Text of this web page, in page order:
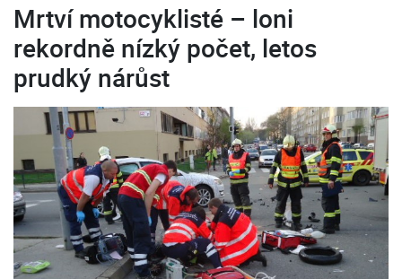
Mrtví motocyklisté – loni
rekordně nízký počet, letos
prudký nárůst